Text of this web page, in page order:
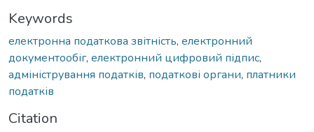
Keywords
електронна податкова звітність, електронний
документообіг, електронний цифровий підпис,
адміністрування податків, податкові органи, платники
податків
Citation